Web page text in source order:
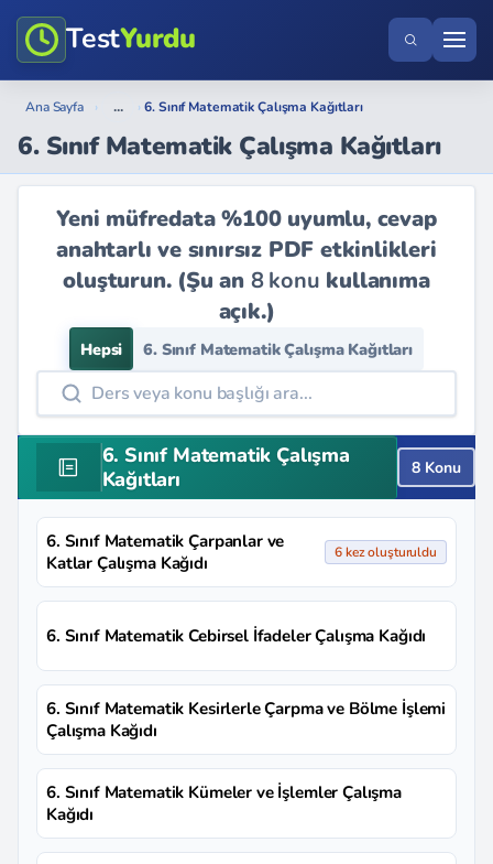
TestYurdu
Ana Sayfa › ... › 6. Sınıf Matematik Çalışma Kağıtları
6. Sınıf Matematik Çalışma Kağıtları
Yeni müfredata %100 uyumlu, cevap
anahtarlı ve sınırsız PDF etkinlikleri
oluşturun. (Şu an 8 konu kullanıma
açık.)
Hepsi 6. Sınıf Matematik Çalışma Kağıtları
6. Sınıf Matematik Çalışma
Kağıtları
8 Konu
6. Sınıf Matematik Çarpanlar ve
Katlar Çalışma Kağıdı
6 kez oluşturuldu
6. Sınıf Matematik Cebirsel İfadeler Çalışma Kağıdı
6. Sınıf Matematik Kesirlerle Çarpma ve Bölme İşlemi
Çalışma Kağıdı
6. Sınıf Matematik Kümeler ve İşlemler Çalışma
Kağıdı